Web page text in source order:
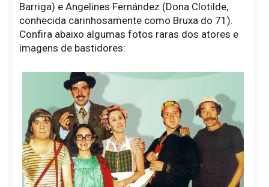
Barriga) e Angelines Fernández (Dona Clotilde,
conhecida carinhosamente como Bruxa do 71).
Confira abaixo algumas fotos raras dos atores e
imagens de bastidores: